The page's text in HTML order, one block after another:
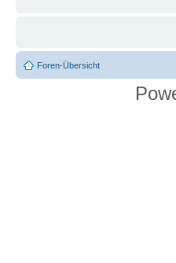
Foren-Übersicht